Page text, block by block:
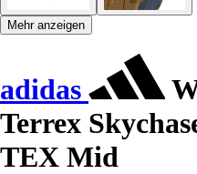
Mehr anzeigen
adidas
Terrex
TEX Mid